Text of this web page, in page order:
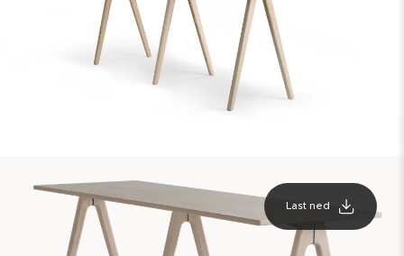
Last ned